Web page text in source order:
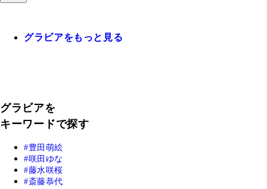
グラビアをもっと見る
グラビアを
キーワードで探す
豊田萌絵
咲田ゆな
藤水咲桜
斎藤恭代